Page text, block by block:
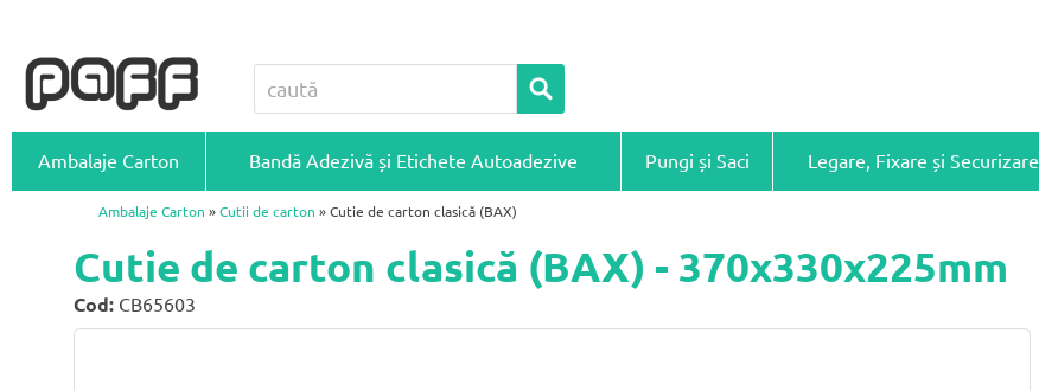
Ambalaje Carton Bandă Adezivă și Etichete Autoadezive Pungi și Saci Legare, Fixare și Securizare
Ambalaje Carton » Cutii de carton » Cutie de carton clasică (BAX)
Cutie de carton clasică (BAX) - 370x330x225mm
Cod: CB65603